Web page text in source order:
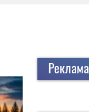
Реклама